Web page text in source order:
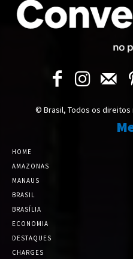
© Brasil, Todos os
HOME
AMAZONAS
MANAUS
BRASIL
BRASÍLIA
ECONOMIA
DESTAQUES
CHARGES